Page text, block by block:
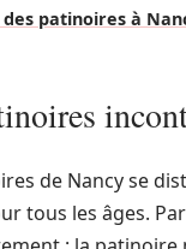
patinoires à
de Nancy se
tous les âges.